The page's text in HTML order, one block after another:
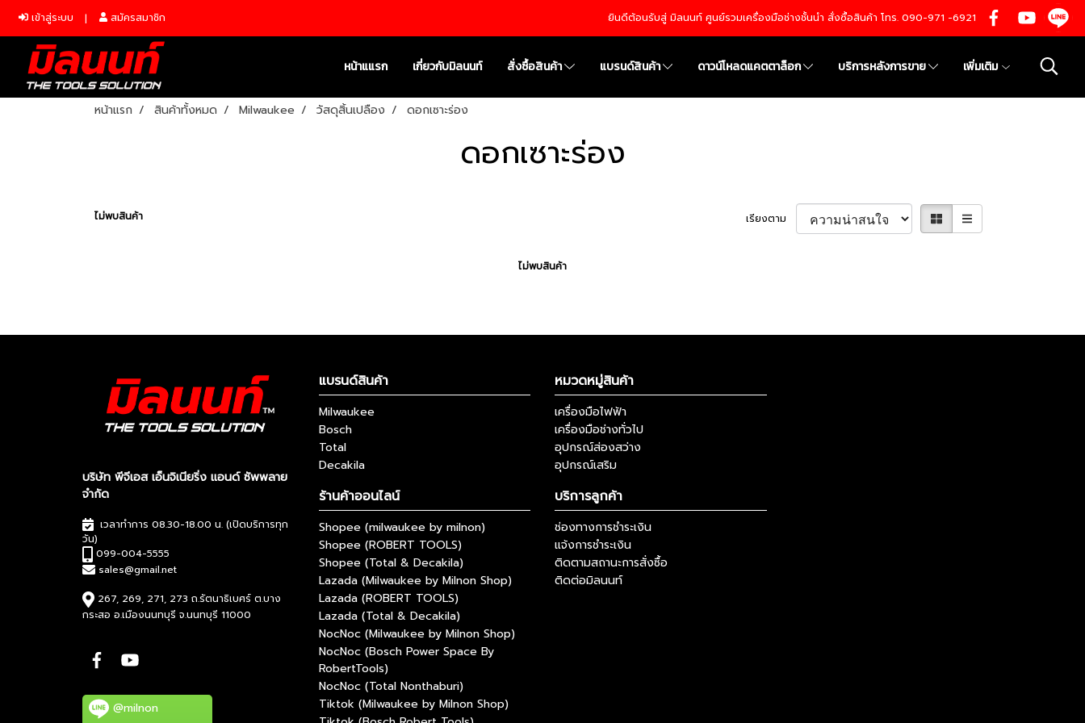
เข้าสู่ระบบ สมัครสมาชิก ยินดีต้อนรับสู่ มิลนนท์ ศูนย์รวมเครื่องมือช่างชั้นนำ สั่งซื้อสินค้า โทร. 090-971 -6921
หน้าแแรก เกี่ยวกับมิลนนท์ สั่งซื้อสินค้า แบรนด์สินค้า ดาวน์โหลดแคตตาล็อก บริการหลังการขาย เพิ่มเติม
หน้าแรก สินค้าทั้งหมด Milwaukee วัสดุสิ้นเปลือง ดอกเซาะร่อง
ดอกเซาะร่อง
ไม่พบสินค้า เรียงตาม
ไม่พบสินค้า
บริษัท พีจีเอส เอ็นจิเนียริ่ง แอนด์ ซัพพลาย
จำกัด
เวลาทำการ 08.30-18.00 น. (เปิดบริการทุก
วัน)
099-004-5555
sales@gmail.net
267, 269, 271, 273 ถ.รัตนาธิเบศร์ ต.บาง
กระสอ อ.เมืองนนทบุรี จ.นนทบุรี 11000
@milnon
แบรนด์สินค้า
Milwaukee
Bosch
Total
Decakila
หมวดหมู่สินค้า
เครื่องมือไฟฟ้า
เครื่องมือช่างทั่วไป
อุปกรณ์ส่องสว่าง
อุปกรณ์เสริม
ร้านค้าออนไลน์
Shopee (milwaukee by milnon)
Shopee (ROBERT TOOLS)
Shopee (Total & Decakila)
Lazada (Milwaukee by Milnon Shop)
Lazada (ROBERT TOOLS)
Lazada (Total & Decakila)
NocNoc (Milwaukee by Milnon Shop)
NocNoc (Bosch Power Space By
RobertTools)
NocNoc (Total Nonthaburi)
Tiktok (Milwaukee by Milnon Shop)
บริการลูกค้า
ช่องทางการชำระเงิน
แจ้งการชำระเงิน
ติดตามสถานะการสั่งซื้อ
ติดต่อมิลนนท์